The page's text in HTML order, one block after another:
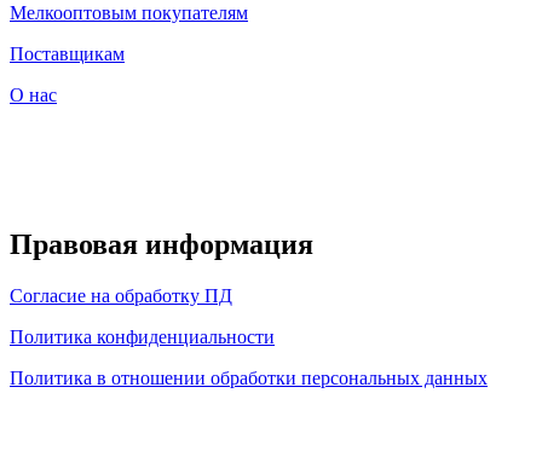
Мелкооптовым покупателям
Поставщикам
О нас
Правовая информация
Согласие на обработку ПД
Политика конфиденциальности
Политика в отношении обработки персональных данных